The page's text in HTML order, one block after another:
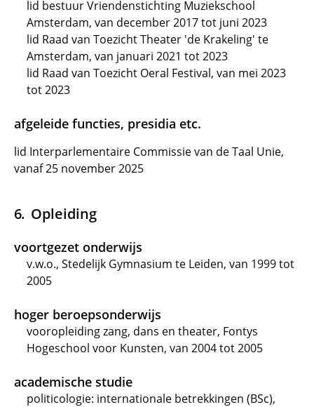
lid bestuur Vriendenstichting Muziekschool
Amsterdam, van december 2017 tot juni 2023
lid Raad van Toezicht Theater 'de Krakeling' te
Amsterdam, van januari 2021 tot 2023
lid Raad van Toezicht Oeral Festival, van mei 2023
tot 2023
afgeleide functies, presidia etc.
lid Interparlementaire Commissie van de Taal Unie,
vanaf 25 november 2025
Opleiding
voortgezet onderwijs
v.w.o., Stedelijk Gymnasium te Leiden, van 1999 tot
2005
hoger beroepsonderwijs
vooropleiding zang, dans en theater, Fontys
Hogeschool voor Kunsten, van 2004 tot 2005
academische studie
politicologie: internationale betrekkingen (BSc),